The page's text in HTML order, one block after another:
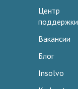
Центр
поддержки
Вакансии
Блог
Insolvo